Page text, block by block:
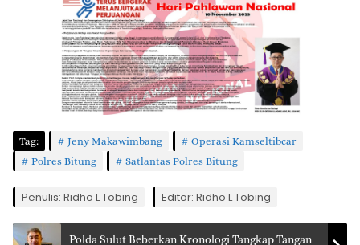
Tag: Jeny Makawimbang
Operasi Kamseltibcar
Polres Bitung
Satlantas Polres Bitung
Penulis: Ridho L Tobing Editor: Ridho L Tobing
Polda Sulut Beberkan Kronologi Tangkap Tangan